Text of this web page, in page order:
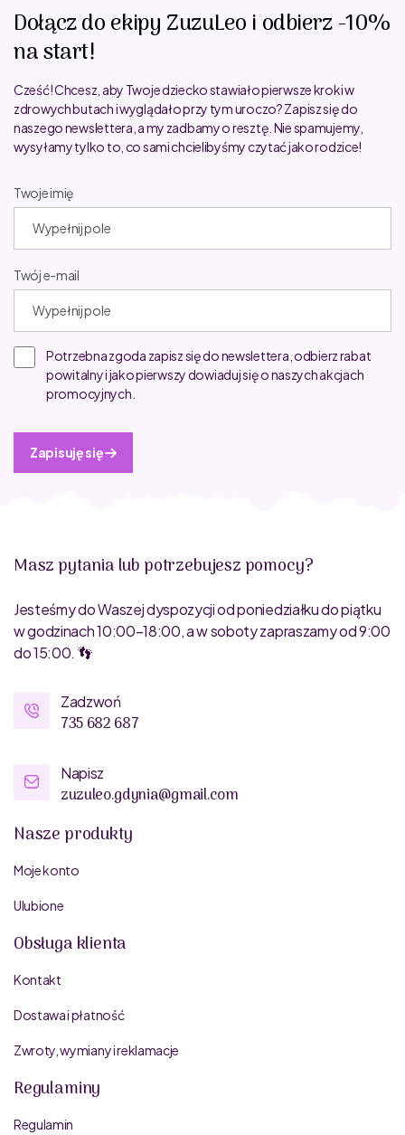
Dołącz do ekipy ZuzuLeo i odbierz -10%
na start!
Cześć! Chcesz, aby Twoje dziecko stawiało pierwsze kroki w
zdrowych butach i wyglądało przy tym uroczo? Zapisz się do
naszego newslettera, a my zadbamy o resztę. Nie spamujemy,
wysyłamy tylko to, co sami chcielibyśmy czytać jako rodzice!
Twoje imię
Twój e-mail
Potrzebna zgoda zapisz się do newslettera, odbierz rabat
powitalny i jako pierwszy dowiaduj się o naszych akcjach
promocyjnych.
Zapisuję się
Masz pytania lub potrzebujesz pomocy?
Jesteśmy do Waszej dyspozycji od poniedziałku do piątku
w godzinach 10:00–18:00, a w soboty zapraszamy od 9:00
do 15:00. 👣
Zadzwoń
735 682 687
Napisz
zuzuleo.gdynia@gmail.com
Nasze produkty
Moje konto
Ulubione
Obsługa klienta
Kontakt
Dostawa i płatność
Zwroty, wymiany i reklamacje
Regulaminy
Regulamin